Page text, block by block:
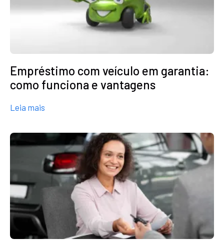
Empréstimo com veículo em garantia:
como funciona e vantagens
Leia mais